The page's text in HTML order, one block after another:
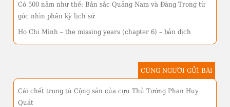
Có 500 năm như thế: Bản sắc Quảng Nam và Đàng Trong từ
góc nhìn phân kỳ lịch sử
Ho Chi Minh – the missing years (chapter 6) – bản dịch
CÙNG NGƯỜI GỬI BÀI
Cái chết trong tù Cộng sản của cựu Thủ Tướng Phan Huy
Quát